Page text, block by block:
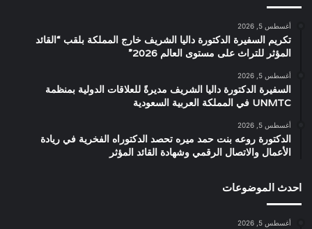
أغسطس 5, 2026
تكريم السفيرة الدكتورة داليا الشريف خارج المملكة بلقب “القائد
المؤثر للتراث على مستوى العالم 2026”
أغسطس 5, 2026
السفيرة الدكتورة داليا الشريف مديرةً للعلاقات الدولية بمنظمة
UNMTC في المملكة العربية السعودية
أغسطس 5, 2026
الدكتورة روعه بنت حمد ميره تحصد الدكتوراه الفخرية في ريادة
الأعمال والاتصال الرقمي وشهادة القائد المؤثر
احدث الموضوعات
أغسطس 5, 2026